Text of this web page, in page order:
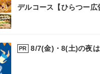
デルコース【ひらつー広
PR 8/7(金)・8(土)の夜